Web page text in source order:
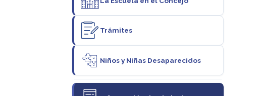
Trámites
Niños y Niñas Desaparecidos